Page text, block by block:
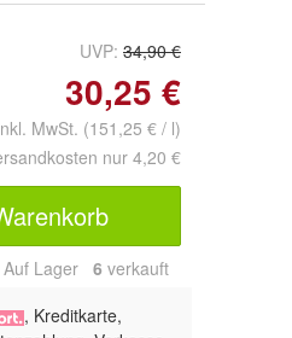
UVP: 34,90 €
30,25 €
MwSt. (151,25 € / l)
nur 4,20 €
Auf Lager 6 verkauft
, Kreditkarte,